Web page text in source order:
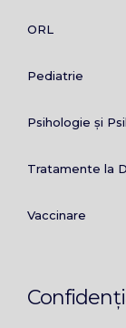
ORL
Pediatrie
Psihologie și
Tratamente la
Vaccinare